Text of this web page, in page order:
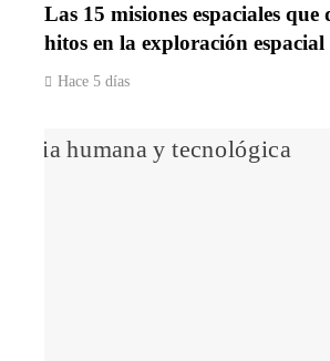
Las 15 misiones espaciales
hitos en la exploración espacial
Hace 5 días